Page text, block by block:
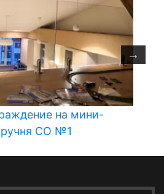
на мини-
СО №1